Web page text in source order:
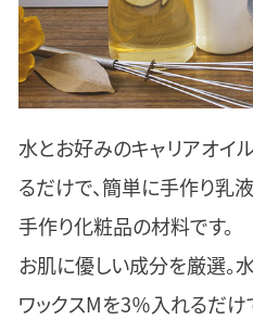
水とお好みのキャリアオイ
るだけで、簡単に手作り乳
手作り化粧品の材料です。
お肌に優しい成分を厳選。
ワックスMを3％入れるだけ